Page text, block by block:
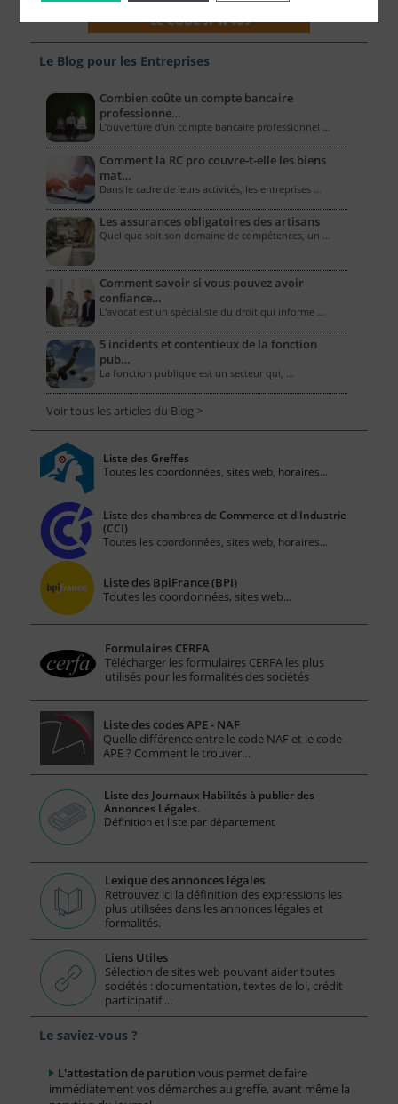
Le Blog pour les Entreprises
Combien coûte un compte bancaire
professionne…
L’ouverture d’un compte bancaire professionnel …
Comment la RC pro couvre-t-elle les biens
mat…
Dans le cadre de leurs activités, les entreprises …
Les assurances obligatoires des artisans
Quel que soit son domaine de compétences, un …
Comment savoir si vous pouvez avoir
confiance…
L'avocat est un spécialiste du droit qui informe …
5 incidents et contentieux de la fonction
pub…
La fonction publique est un secteur qui, …
Voir tous les articles du Blog >
Liste des Greffes
Toutes les coordonnées, sites web, horaires...
Liste des chambres de Commerce et d'Industrie
(CCI)
Toutes les coordonnées, sites web, horaires...
Liste des BpiFrance (BPI)
Toutes les coordonnées, sites web...
Formulaires CERFA
Télécharger les formulaires CERFA les plus
utilisés pour les formalités des sociétés
Liste des codes APE - NAF
Quelle différence entre le code NAF et le code
APE ? Comment le trouver…
Liste des Journaux Habilités à publier des
Annonces Légales.
Définition et liste par département
Lexique des annonces légales
Retrouvez ici la définition des expressions les
plus utilisées dans les annonces légales et
formalités.
Liens Utiles
Sélection de sites web pouvant aider toutes
sociétés : documentation, textes de loi, crédit
participatif ...
Le saviez-vous ?
L'attestation de parution vous permet de faire
immédiatement vos démarches au greffe, avant même la